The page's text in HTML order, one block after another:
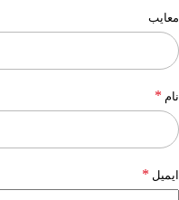
معایب
نام *
ایمیل *